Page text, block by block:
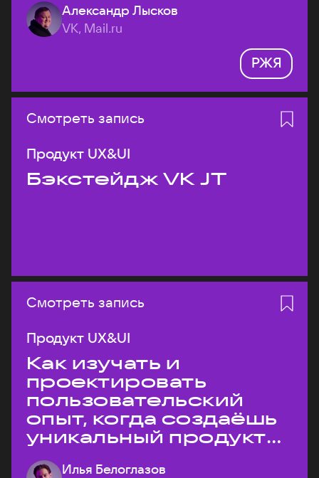
Александр Лысков
VK, Mail.ru
РЖЯ
Смотреть запись
Продукт UX&UI
Бэкстейдж VK JT
Смотреть запись
Продукт UX&UI
Как изучать и
проектировать
пользовательский
опыт, когда создаёшь
уникальный продукт
на рынке?
Илья Белоглазов